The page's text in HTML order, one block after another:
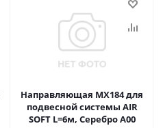
Направляющая MX184 для
подвесной системы AIR
SOFT L=6м, Серебро А00